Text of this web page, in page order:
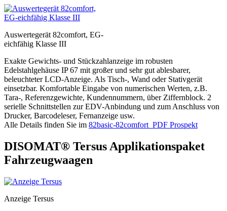
Auswertegerät 82comfort, EG-
eichfähig Klasse III
Exakte Gewichts- und Stückzahlanzeige im robusten
Edelstahlgehäuse IP 67 mit großer und sehr gut ablesbarer,
beleuchteter LCD-Anzeige. Als Tisch-, Wand oder Stativgerät
einsetzbar. Komfortable Eingabe von numerischen Werten, z.B.
Tara-, Referenzgewichte, Kundennummern, über Ziffernblock. 2
serielle Schnittstellen zur EDV-Anbindung und zum Anschluss von
Drucker, Barcodeleser, Fernanzeige usw.
Alle Details finden Sie im 82basic-82comfort_PDF Prospekt
DISOMAT® Tersus Applikationspaket
Fahrzeugwaagen
Anzeige Tersus